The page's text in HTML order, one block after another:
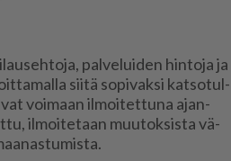
pal­ve­lui­den hin­to­ja ja
sii­tä so­pi­vak­si kat­so­tul­
voi­maan il­moi­tet­tu­na ajan­
il­moi­te­taan muu­tok­sis­ta vä­